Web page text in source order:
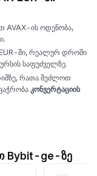
AVAX-ის ოდენობა,
EUR-ში, რეალურ დროში
საფუძველზე.
რათა შეძლოთ
კონვერტაციის
Bybit-ge-ზე